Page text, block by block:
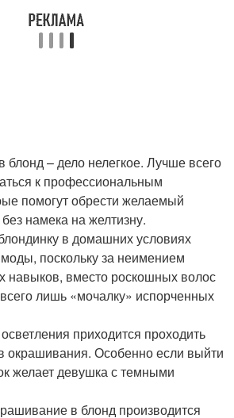
блонд – дело нелегкое. Лучше всего
к профессиональным
помогут обрести желаемый
намека на желтизну.
в домашних условиях
поскольку за неимением
навыков, вместо роскошных волос
лишь «мочалку» испорченных
приходится проходить
окрашивания. Особенно если выйти
желает девушка с темными
в блонд производится